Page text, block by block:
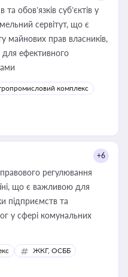
обов’язків суб’єктів у
сервітут, що є
майнових прав власників,
ефективного
комплекс
+6
регулювання
що є важливою для
підприємств та
у сфері комунальних
ЖКГ, ОСББ